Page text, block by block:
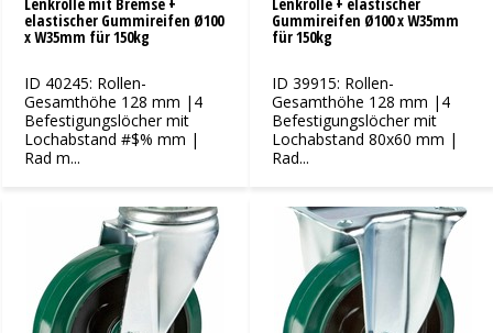
elastischer Gummireifen Ø100
x W35mm für 150kg
ID 40245: Rollen-
Gesamthöhe 128 mm |4
Befestigungslöcher mit
Lochabstand #$% mm |
Rad m...
Gummireifen Ø100 x W35mm
für 150kg
ID 39915: Rollen-
Gesamthöhe 128 mm |4
Befestigungslöcher mit
Lochabstand 80x60 mm |
Rad...